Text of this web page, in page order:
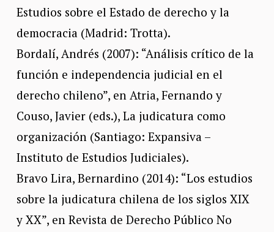
Estudios sobre el Estado de derecho y la
democracia (Madrid: Trotta).
Bordalí, Andrés (2007): “Análisis crítico de la
función e independencia judicial en el
derecho chileno”, en Atria, Fernando y
Couso, Javier (eds.), La judicatura como
organización (Santiago: Expansiva –
Instituto de Estudios Judiciales).
Bravo Lira, Bernardino (2014): “Los estudios
sobre la judicatura chilena de los siglos XIX
y XX”, en Revista de Derecho Público No